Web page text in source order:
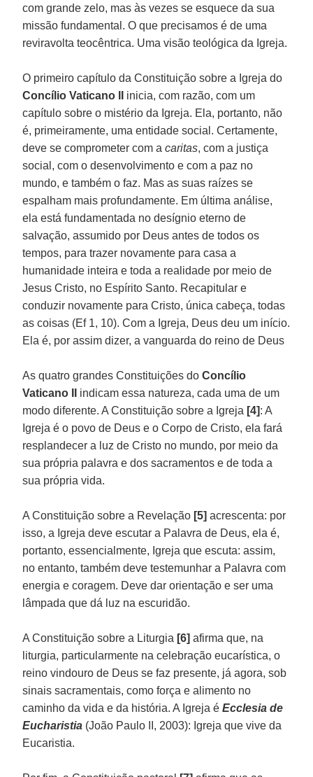
com grande zelo, mas às vezes se esquece da sua
missão fundamental. O que precisamos é de uma
reviravolta teocêntrica. Uma visão teológica da Igreja.
O primeiro capítulo da Constituição sobre a Igreja do
Concílio Vaticano II inicia, com razão, com um
capítulo sobre o mistério da Igreja. Ela, portanto, não
é, primeiramente, uma entidade social. Certamente,
deve se comprometer com acaritas, com a justiça
social, com o desenvolvimento e com a paz no
mundo, e também o faz. Mas as suas raízes se
espalham mais profundamente. Em última análise,
ela está fundamentada no desígnio eterno de
salvação, assumido por Deus antes de todos os
tempos, para trazer novamente para casa a
humanidade inteira e toda a realidade por meio de
Jesus Cristo, no Espírito Santo. Recapitular e
conduzir novamente para Cristo, única cabeça, todas
as coisas (Ef 1, 10). Com a Igreja, Deus deu um início.
Ela é, por assim dizer, a vanguarda do reino de Deus
As quatro grandes Constituições doConcílio
Vaticano II indicam essa natureza, cada uma de um
modo diferente. A Constituição sobre a Igreja [4]: A
Igreja é o povo de Deus e o Corpo de Cristo, ela fará
resplandecer a luz de Cristo no mundo, por meio da
sua própria palavra e dos sacramentos e de toda a
sua própria vida.
A Constituição sobre a Revelação [5] acrescenta: por
isso, a Igreja deve escutar a Palavra de Deus, ela é,
portanto, essencialmente, Igreja que escuta: assim,
no entanto, também deve testemunhar a Palavra com
energia e coragem. Deve dar orientação e ser uma
lâmpada que dá luz na escuridão.
A Constituição sobre a Liturgia [6] afirma que, na
liturgia, particularmente na celebração eucarística, o
reino vindouro de Deus se faz presente, já agora, sob
sinais sacramentais, como força e alimento no
caminho da vida e da história. A Igreja éEcclesia de
Eucharistia (João Paulo II, 2003): Igreja que vive da
Eucaristia.